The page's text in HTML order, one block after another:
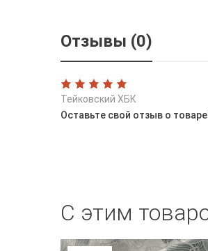
Отзывы (0)
Тейковский ХБК
Оставьте свой отзыв о
С этим